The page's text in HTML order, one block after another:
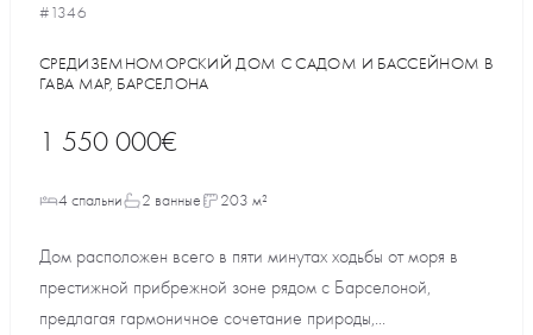
#1346
СРЕДИЗЕМНОМОРСКИЙ ДОМ С САДОМ И БАССЕЙНОМ В
ГАВА МАР, БАРСЕЛОНА
1 550 000€
4 спальни 2 ванные 203 м²
Дом расположен всего в пяти минутах ходьбы от моря в
престижной прибрежной зоне рядом с Барселоной,
предлагая гармоничное сочетание природы,...